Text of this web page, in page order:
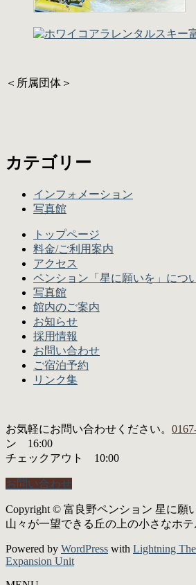
＜所属団体＞
カテゴリー
インフォメーション
写真館
トップページ
料金/ご利用案内
アクセス
ペンション「星に願いを」につ
写真館
館内のご案内
お知らせ
採用情報
お問い合わせ
ご宿泊予約
リンク集
お気軽にお問い合わせください。
ン 16:00
チェックアウト 10:00
お問い合わせ
Copyright © 富良野ペンション 星に
山々が一望できる丘の上の小さなホテ
Powered by WordPress with Lightning
Expansion Unit